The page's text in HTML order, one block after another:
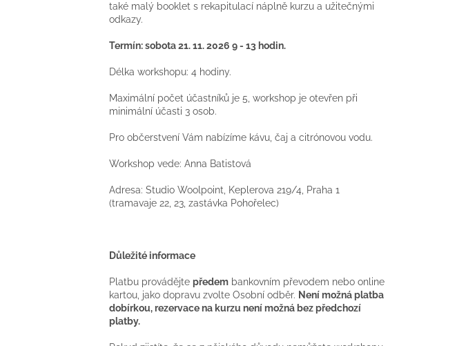
také malý booklet s rekapitulací náplně kurzu a užitečnými
odkazy.
Termín: sobota 21. 11. 2026 9 - 13 hodin.
Délka workshopu: 4 hodiny.
Maximální počet účastníků je 5, workshop je otevřen při
minimální účasti 3 osob.
Pro občerstvení Vám nabízíme kávu, čaj a citrónovou vodu.
Workshop vede: Anna Batistová
Adresa: Studio Woolpoint, Keplerova 219/4, Praha 1
(tramavaje 22, 23, zastávka Pohořelec)
Důležité informace
Platbu provádějte předembankovním převodem nebo online
kartou, jako dopravu zvolte Osobní odběr. Není možná platba
dobírkou, rezervace na kurzu není možná bez předchozí
platby.